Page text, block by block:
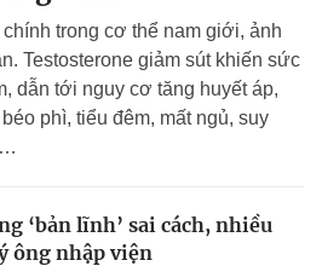
trong cơ thể nam giới, ảnh
Testosterone giảm sút khiến sức
dẫn tới nguy cơ tăng huyết áp,
phì, tiểu đêm, mất ngủ, suy
‘bản lĩnh’ sai cách, nhiều
ông nhập viện